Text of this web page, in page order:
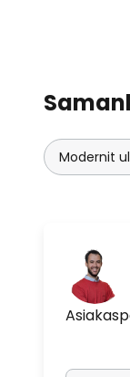
Modernit